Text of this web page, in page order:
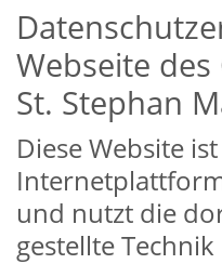
Webseite
St. Stephan
Diese Website
und nutzt die
gestellte Technik